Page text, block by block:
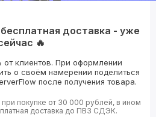
доставка - уже
🔥
клиентов. При оформлении
о своём намерении поделиться
после получения товара.
покупке от 30 000 рублей, в ином
доставка до ПВЗ СДЭК.